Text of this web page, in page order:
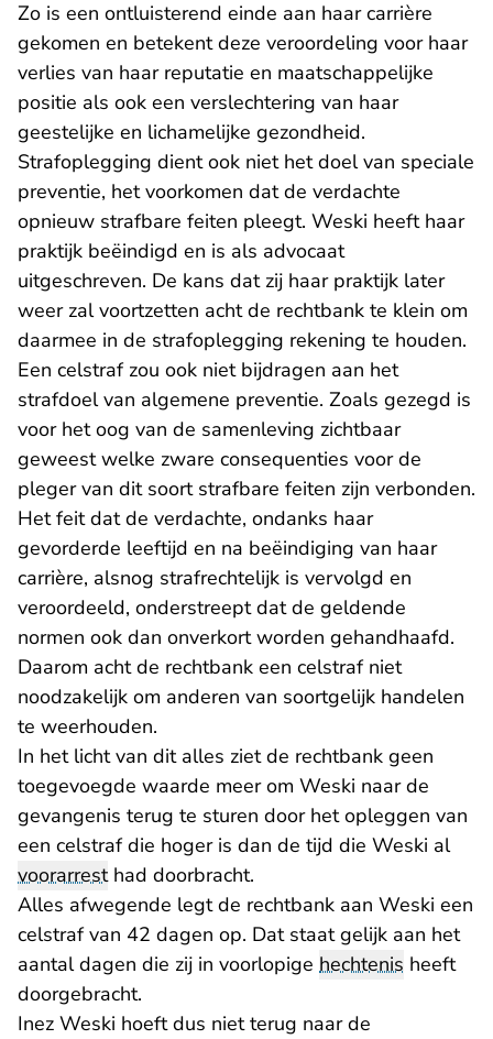
Zo is een ontluisterend einde aan haar carrière
gekomen en betekent deze veroordeling voor haar
verlies van haar reputatie en maatschappelijke
positie als ook een verslechtering van haar
geestelijke en lichamelijke gezondheid.
Strafoplegging dient ook niet het doel van speciale
preventie, het voorkomen dat de verdachte
opnieuw strafbare feiten pleegt. Weski heeft haar
praktijk beëindigd en is als advocaat
uitgeschreven. De kans dat zij haar praktijk later
weer zal voortzetten acht de rechtbank te klein om
daarmee in de strafoplegging rekening te houden.
Een celstraf zou ook niet bijdragen aan het
strafdoel van algemene preventie. Zoals gezegd is
voor het oog van de samenleving zichtbaar
geweest welke zware consequenties voor de
pleger van dit soort strafbare feiten zijn verbonden.
Het feit dat de verdachte, ondanks haar
gevorderde leeftijd en na beëindiging van haar
carrière, alsnog strafrechtelijk is vervolgd en
veroordeeld, onderstreept dat de geldende
normen ook dan onverkort worden gehandhaafd.
Daarom acht de rechtbank een celstraf niet
noodzakelijk om anderen van soortgelijk handelen
te weerhouden.
In het licht van dit alles ziet de rechtbank geen
toegevoegde waarde meer om Weski naar de
gevangenis terug te sturen door het opleggen van
een celstraf die hoger is dan de tijd die Weski al
voorarresthad doorbracht.
Alles afwegende legt de rechtbank aan Weski een
celstraf van 42 dagen op. Dat staat gelijk aan het
aantal dagen die zij in voorlopige hechtenis heeft
doorgebracht.
Inez Weski hoeft dus niet terug naar de